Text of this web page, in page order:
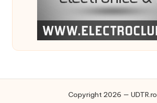
Copyright 2026 — UDTR.ro